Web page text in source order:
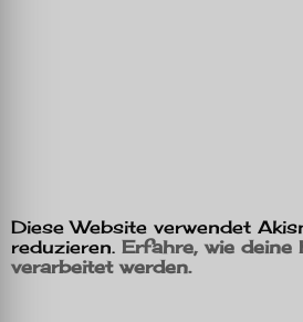
Diese Website verwendet
reduzieren. Erfahre, wie deine
verarbeitet werden.